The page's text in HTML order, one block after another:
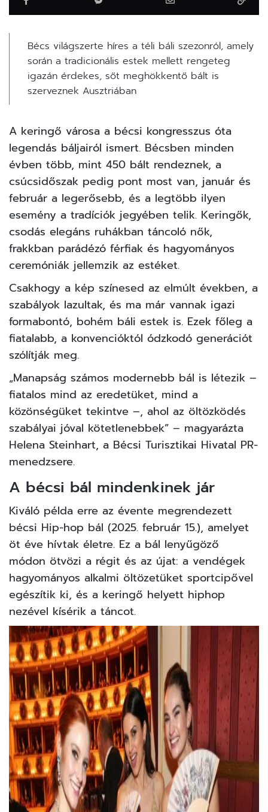
Bécs világszerte híres a téli báli szezonról, amely
során a tradicionális estek mellett rengeteg
igazán érdekes, sőt meghökkentő bált is
szerveznek Ausztriában
A keringő városa a bécsi kongresszus óta
legendás báljairól ismert. Bécsben minden
évben több, mint 450 bált rendeznek, a
csúcsidőszak pedig pont most van, január és
február a legerősebb, és a legtöbb ilyen
esemény a tradíciók jegyében telik. Keringők,
csodás elegáns ruhákban táncoló nők,
frakkban parádézó férfiak és hagyományos
ceremóniák jellemzik az estéket.
Csakhogy a kép színesed az elmúlt években, a
szabályok lazultak, és ma már vannak igazi
formabontó, bohém báli estek is. Ezek főleg a
fiatalabb, a konvencióktól ódzkodó generációt
szólítják meg.
„Manapság számos modernebb bál is létezik –
fiatalos mind az eredetüket, mind a
közönségüket tekintve –, ahol az öltözködés
szabályai jóval kötetlenebbek” – magyarázta
Helena Steinhart, a Bécsi Turisztikai Hivatal PR-
menedzsere.
A bécsi bál mindenkinek jár
Kiváló példa erre az évente megrendezett
bécsi Hip-hop bál (2025. február 15.), amelyet
öt éve hívtak életre. Ez a bál lenyűgöző
módon ötvözi a régit és az újat: a vendégek
hagyományos alkalmi öltözetüket sportcipővel
egészítik ki, és a keringő helyett hiphop
nezével kísérik a táncot.